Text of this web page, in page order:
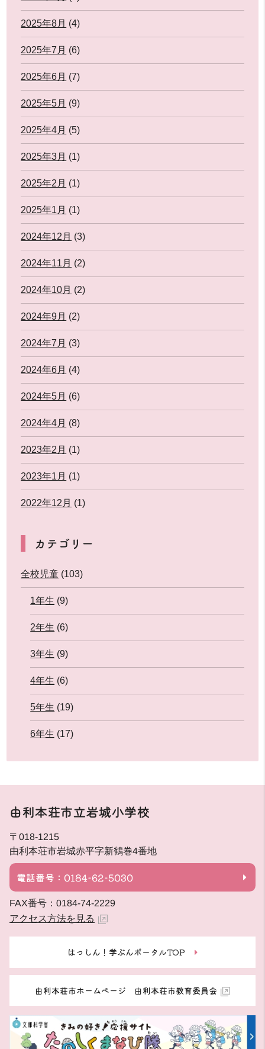
2025年8月 (4)
2025年7月 (6)
2025年6月 (7)
2025年5月 (9)
2025年4月 (5)
2025年3月 (1)
2025年2月 (1)
2025年1月 (1)
2024年12月 (3)
2024年11月 (2)
2024年10月 (2)
2024年9月 (2)
2024年7月 (3)
2024年6月 (4)
2024年5月 (6)
2024年4月 (8)
2023年2月 (1)
2023年1月 (1)
2022年12月 (1)
カテゴリー
全校児童 (103)
1年生 (9)
2年生 (6)
3年生 (9)
4年生 (6)
5年生 (19)
6年生 (17)
由利本荘市立岩城小学校
〒018-1215
由利本荘市岩城赤平字新鶴巻4番地
電話番号：0184-62-5030
FAX番号：0184-74-2229
アクセス方法を見る
はっしん！学ぶんポータルTOP
由利本荘市ホームページ 由利本荘市教育委員会